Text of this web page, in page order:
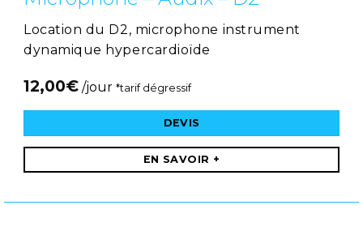
Location du D2, microphone instrument
dynamique hypercardioïde
12,00€ /jour *tarif dégressif
DEVIS
EN SAVOIR +